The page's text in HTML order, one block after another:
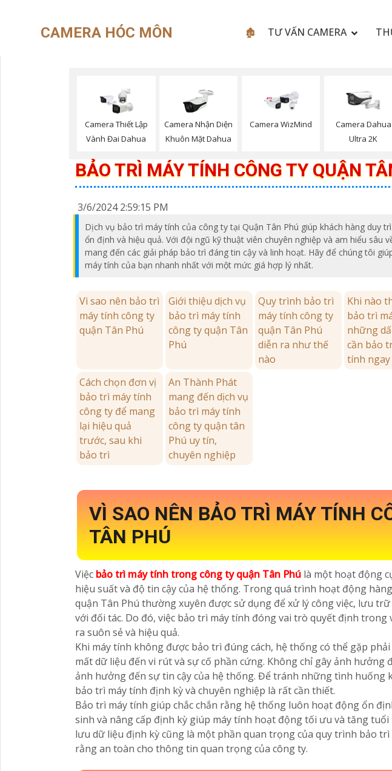
CAMERA HÓC MÔN 🏚 TƯ VẤN CAMERA
Camera Thiết Lập
Vành Đai Dahua
Camera Nhận Diện
Khuôn Mặt Dahua
Camera WizMind
Camera Dahua
Ultra 2K
BẢO TRÌ MÁY TÍNH CÔNG TY QUẬN
3/6/2024 2:59:15 PM
Dịch vụ bảo trì máy tính của công ty tại Quận Tân Phú giúp khách hàng duy
ổn định và hiệu quả. Với đội ngũ kỹ thuật viên chuyên nghiệp và am hiểu sâu
mang đến các giải pháp bảo trì đáng tin cậy và linh hoạt. Hãy để chúng tôi
máy tính của bạn nhanh nhất với một mức giá hợp lý nhất.
Vì sao nên bảo trì
máy tính công ty
quận Tân Phú
Giới thiệu dịch vụ
bảo trì máy tính
công ty quận Tân
Phú
Quy trình bảo trì
máy tính công ty
quận Tân Phú
diễn ra như thế
nào
Khi nào
bảo trì
những
cần bảo
tính ngay
Cách chọn đơn vị
bảo trì máy tính
công ty để mang
lại hiệu quả
trước, sau khi
bảo trì
An Thành Phát
mang đến dịch vụ
bảo trì máy tính
công ty quận tân
Phú uy tín,
chuyên nghiệp
VÌ SAO NÊN BẢO TRÌ MÁY TÍNH
TÂN PHÚ
Việc bảo trì máy tính trong công ty quận Tân Phú là một hoạt động
hiệu suất và độ tin cậy của hệ thống. Trong quá trình hoạt động
quận Tân Phú thường xuyên được sử dụng để xử lý công việc, lưu
với đối tác. Do đó, việc bảo trì máy tính đóng vai trò quyết định trong
ra suôn sẻ và hiệu quả.
Khi máy tính không được bảo trì đúng cách, hệ thống có thể gặp
mất dữ liệu đến vi rút và sự cố phần cứng. Không chỉ gây ảnh hưởng
ảnh hưởng đến sự tin cậy của hệ thống. Để tránh những tình huống
bảo trì máy tính định kỳ và chuyên nghiệp là rất cần thiết.
Bảo trì máy tính giúp chắc chắn rằng hệ thống luôn hoạt động ổn
sinh và nâng cấp định kỳ giúp máy tính hoạt động tối ưu và tăng tuổi
lưu dữ liệu định kỳ cũng là một phần quan trọng của quy trình bảo
rằng an toàn cho thông tin quan trọng của công ty.